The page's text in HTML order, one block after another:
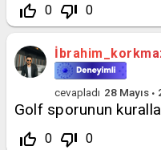
thumb_up_off_alt 0 thumb_down_off_alt 0
cevapladı 28 Mayıs
Golf sporunun
thumb_up_off_alt 0 thumb_down_off_alt 0